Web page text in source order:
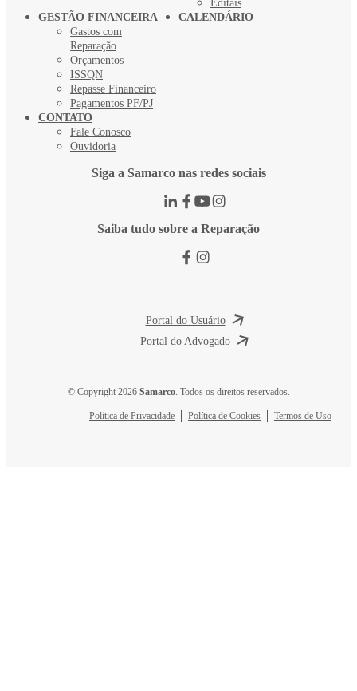
Editais
GESTÃO FINANCEIRA
Gastos com
Reparação
Orçamentos
ISSQN
Repasse Financeiro
Pagamentos PF/PJ
CALENDÁRIO
CONTATO
Fale Conosco
Ouvidoria
Siga a Samarco nas redes sociais
Saiba tudo sobre a Reparação
Portal do Usuário
Portal do Advogado
© Copyright 2026 Samarco. Todos os direitos reservados.
Política de Privacidade Política de Cookies Termos de Uso